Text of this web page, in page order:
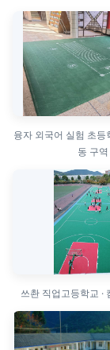
융자 외국어 실험 초등
동 구역
쓰촨 직업고등학교 ·